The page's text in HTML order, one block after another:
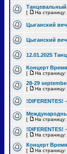
Танцевальный
[ На страницу:
Цыганский
Цыганский
12.01.2025
Концерт
[ На страницу:
28-29
[ На страницу:
!DIFERENTES!
[ На страницу:
!DIFERENTES!
[ На страницу:
Концерт
[ На страницу: